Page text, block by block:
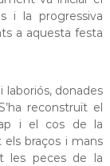
i la progressiva
a aquesta festa
laboriós, donades
reconstruït el
i el cos de la
els braços i mans
les peces de la